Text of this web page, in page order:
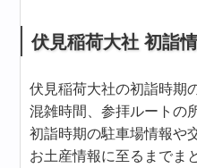
伏見稲荷大社 初詣
伏見稲荷大社の初詣時期
混雑時間、参拝ルートの
初詣時期の駐車場情報や
お土産情報に至るまでま